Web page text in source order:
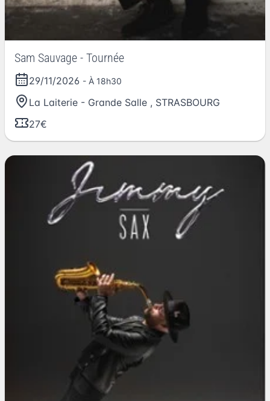
Sam Sauvage - Tournée
29/11/2026 - À 18h30
La Laiterie - Grande Salle , STRASBOURG
27€